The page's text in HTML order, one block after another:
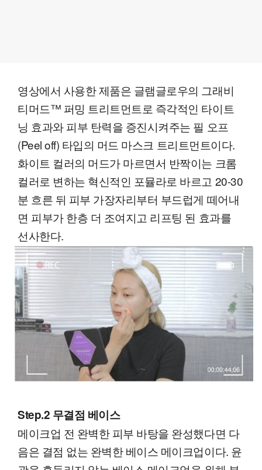
영상에서 사용한 제품은 글램글로우의 그래비
티머드™ 퍼밍 트리트먼트로 즉각적인 타이트
닝 효과와 피부 탄력을 증진시켜주는 필 오프
(Peel off) 타입의 머드 마스크 트리트먼트이다.
화이트 컬러의 머드가 마르면서 반짝이는 크롬
컬러로 변하는 혁신적인 포뮬라로 바르고 20-30
분 흐른 뒤 피부 가장자리부터 부드럽게 떼어내
면 피부가 한층 더 조여지고 리프팅 된 효과를
선사한다.
Step.2 무결점 베이스
메이크업 전 완벽한 피부 바탕을 완성했다면 다
음은 결점 없는 완벽한 베이스 메이크업이다. 윤